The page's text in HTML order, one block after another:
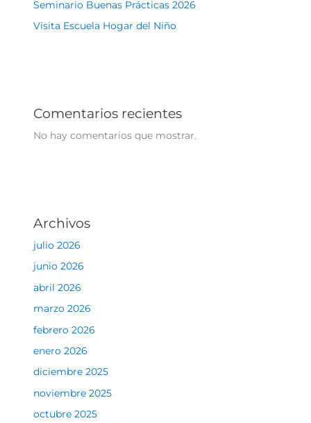
Seminario Buenas Prácticas 2026
Visita Escuela Hogar del Niño
Comentarios recientes
No hay comentarios que mostrar.
Archivos
julio 2026
junio 2026
abril 2026
marzo 2026
febrero 2026
enero 2026
diciembre 2025
noviembre 2025
octubre 2025